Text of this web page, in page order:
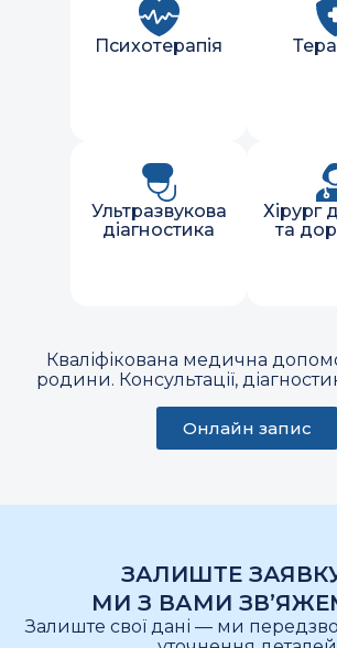
Психотерапія
Ультразвукова
діагностика
Хірург
та
Кваліфікована медична
родини. Консультації,
Онлайн запис
ЗАЛИШТЕ
МИ З ВАМИ
Залиште свої дані — ми